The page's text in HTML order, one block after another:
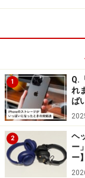
オーディオテク
角を斜めに配置
く、マットとメ
しいモデル。充
6色すべてがこ
います。ベーシ
合いまであるの
1
Q.
れ
ば
2
ヘ
ー
ー】